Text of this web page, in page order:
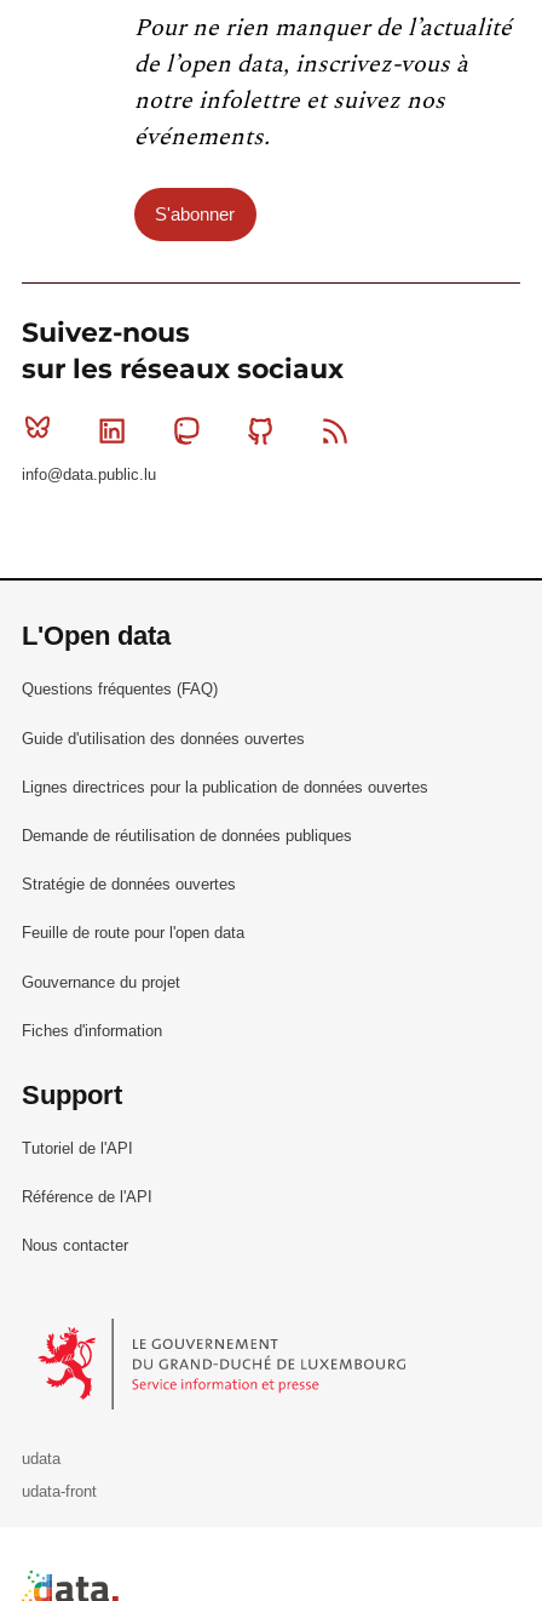
Pour ne rien manquer de l’actualité
de l’open data, inscrivez-vous à
notre infolettre et suivez nos
événements.
S'abonner
Suivez-nous
sur les réseaux sociaux
Bluesky Linkedin MastodonGithub
info@data.public.lu
L'Open data
Questions fréquentes (FAQ)
Guide d'utilisation des données ouvertes
Lignes directrices pour la publication de données ouvertes
Demande de réutilisation de données publiques
Stratégie de données ouvertes
Feuille de route pour l'open data
Gouvernance du projet
Fiches d'information
Support
Tutoriel de l'API
Référence de l'API
Nous contacter
Le Gouvernement du Grand-Duché de Luxembourg - Service
udata
udata-front
Retour à l'accueil de data.public.lu